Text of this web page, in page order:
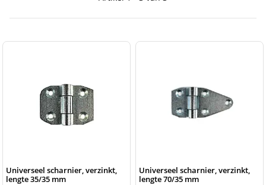
Universeel scharnier, verzinkt,
lengte 35/35 mm
Universeel scharnier, verzinkt,
lengte 70/35 mm